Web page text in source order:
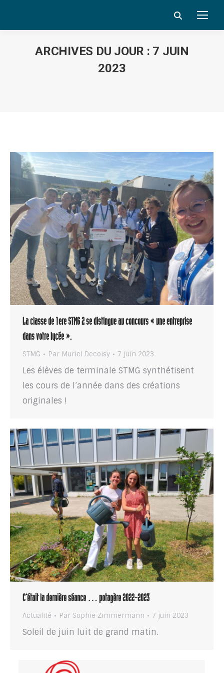
Search:
ARCHIVES DU JOUR : 7 JUIN
2023
La classe de 1ere STMG 2 se distingue au concours « une entreprise
dans votre lycée ».
STMG Par Muriel Decoisy 7 juin 2023
Les élèves de terminale STMG synthétisent
les cours de l’année dans des créations
originales !
C’était la dernière séance … potagère 2022-2023
Actualité Par Sophie Zimmermann 7 juin 2023
Soleil de juin luit de grand matin.